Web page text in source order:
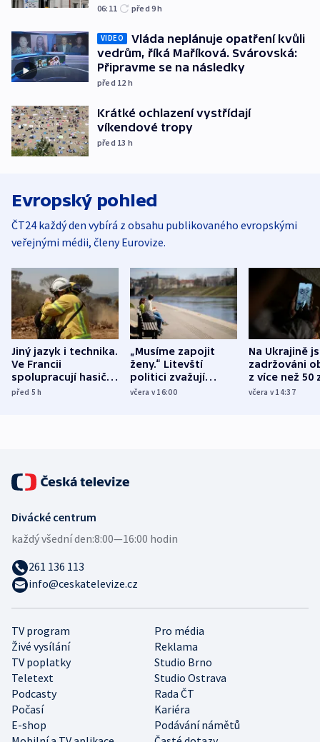
06:11 před 9h
VIDEO
Vláda neplánuje opatření kvůli
vedrům, říká Maříková. Svárovská:
Připravme se na následky
před 12 h
Krátké ochlazení vystřídají
víkendové tropy
před 13 h
Evropský pohled
ČT24 každý den vybírá z obsahu publikovaného evropskými
veřejnými médii, členy Eurovize.
Jiný jazyk i technika.
Ve Francii
spolupracují hasiči z
různých zemí
před 5h
„Musíme zapojit
ženy.“ Litevští
politici zvažují
dohodu o
včera v 16:00
Na Ukrajině
zadržováni
z více než 50
Bojovali na
včera v 14:37
TV program
Pro média
Živé vysílání
Reklama
TV poplatky
Studio Brno
Teletext
Studio Ostrava
Podcasty
Rada ČT
Počasí
Kariéra
E-shop
Podávání námětů
Divácké centrum
každý všední den:8:00—16:00 hodin
261 136 113
info@ceskatelevize.cz